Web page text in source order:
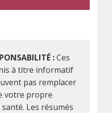
:Ces
à titre informatif
pas remplacer
votre propre
Les résumés